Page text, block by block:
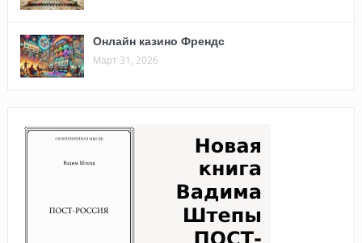
Онлайн казино Френдс
Март 31, 2026